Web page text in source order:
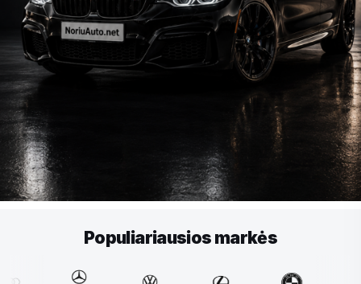
Populiariausios markės